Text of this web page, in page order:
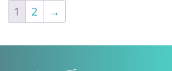
1 2 →